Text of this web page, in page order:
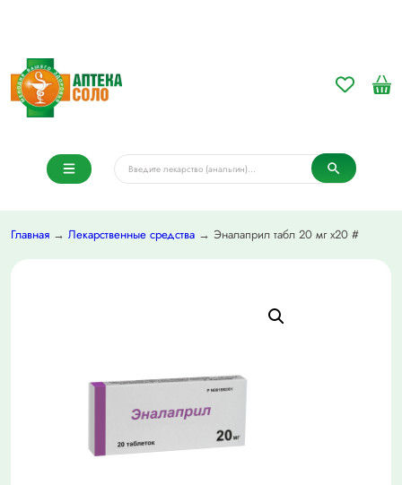
Главная → Лекарственные средства → Эналаприл табл 20 мг х20 #